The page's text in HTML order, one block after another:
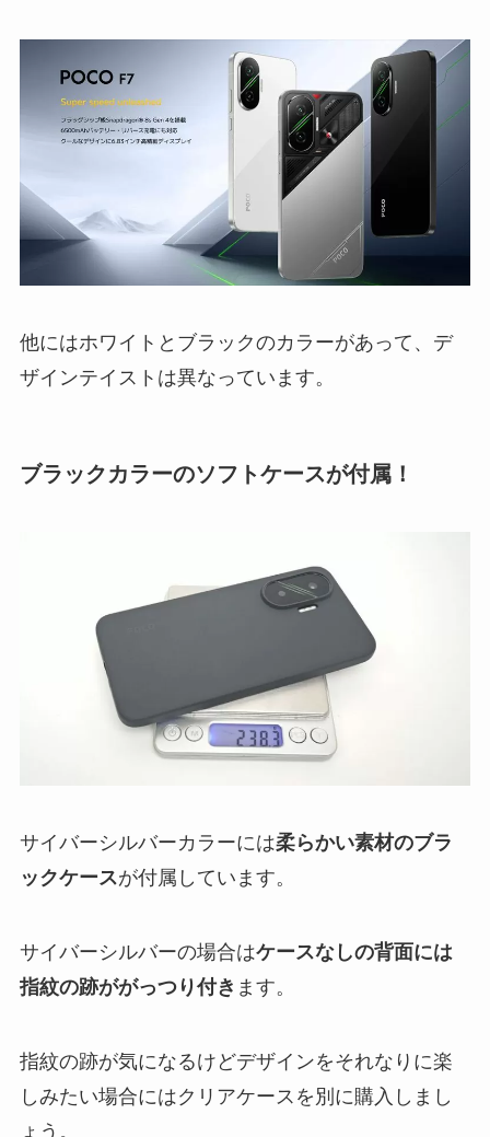
他にはホワイトとブラックのカラーがあって、デ
ザインテイストは異なっています。
ブラックカラーのソフトケースが付属！
サイバーシルバーカラーには柔らかい素材のブラ
ックケースが付属しています。
サイバーシルバーの場合はケースなしの背面には
指紋の跡ががっつり付き ます。
指紋の跡が気になるけどデザインをそれなりに楽
しみたい場合にはクリアケースを別に購入しまし
ょう。